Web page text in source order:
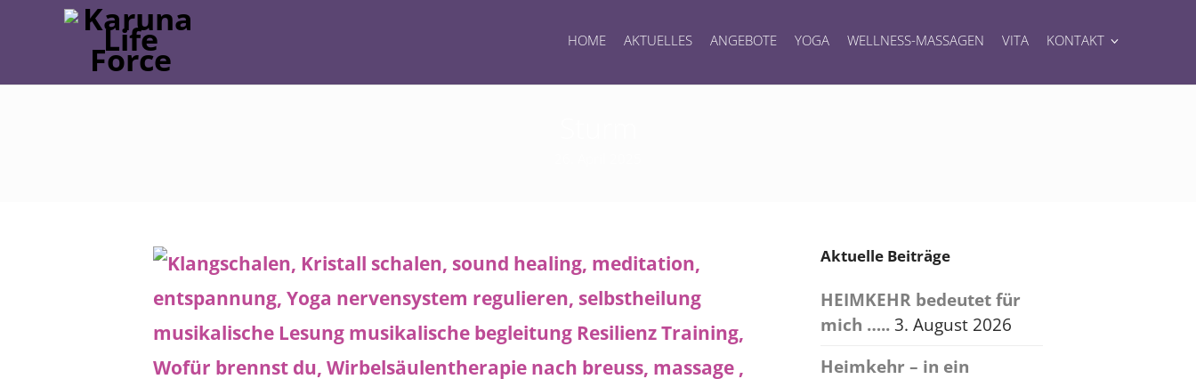
HOME AKTUELLES ANGEBOTE YOGA WELLNESS-MASSAGEN VITA KONTAKT
Aktuelle Beiträge
HEIMKEHR bedeutet für
mich …..3. August 2026
Heimkehr – in ein